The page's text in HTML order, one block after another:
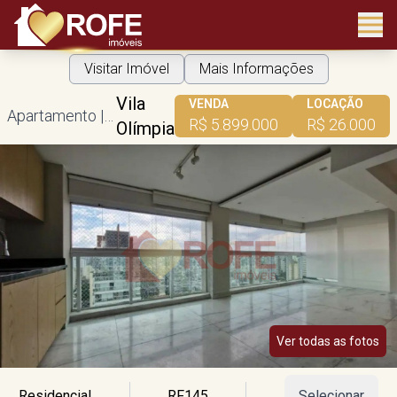
Vila
Olímpia
VENDA
R$ 5.899.000
LOCAÇÃO
R$ 26.000
Visitar Imóvel Mais Informações
Ver todas as fotos